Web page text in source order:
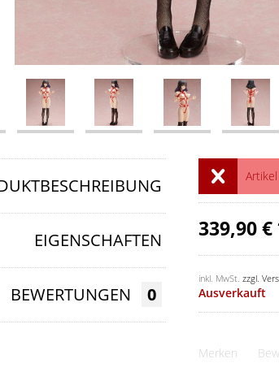
339,90 €
inkl. MwSt. zzgl.
Ausverkauft
Merken
EIGENSCHAFTEN
BEWERTUNGEN 0